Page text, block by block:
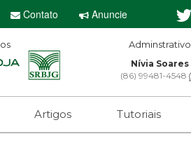
Contato Anuncie
Adminstrativo
Nívia Soares
(86) 99481-4548
Artigos Tutoriais